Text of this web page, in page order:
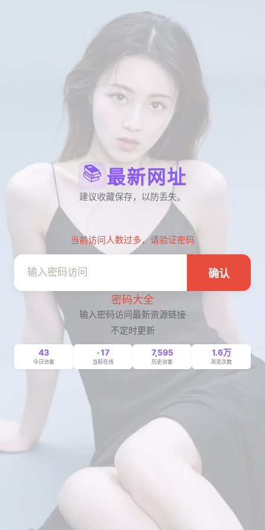
📚 最新网址
建议收藏保存，以防丢失。
当前访问人数过多，请验证密码
确认
密码大全
输入密码访问最新资源链接
不定时更新
43
今日访客
17
当前在线
7,595
历史访客
1.6万
浏览次数